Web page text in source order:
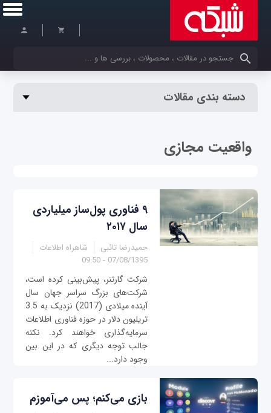
کلمات کلیدی خود را وارد کنید
دسته بندی مقالات
واقعیت مجازی
۹ فناوری پول‌ساز میلیاردی
سال ۲۰۱۷
حمیدرضا تائبی
شاهراه اطلاعات
07/08/1395 - 09:50
شرکت گارتنر، پیش‌بینی کرده است،
شرکت‌های بزرگ سراسر جهان سال
آینده میلادی (2017) نزدیک به 3.5
تریلیون دلار در حوزه فناوری اطلاعات
سرمایه‌گذاری خواهند کرد. نکته
جالب توجه دیگری که در این بین
وجود دارد...
بازی می‌کنم؛ پس می‌آموزم